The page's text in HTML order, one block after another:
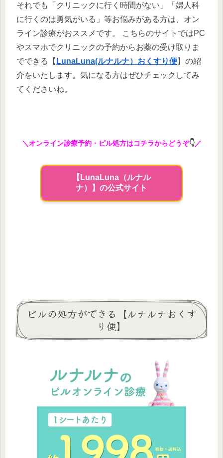
それでも「クリニックに行く時間がない」「婦人科
に行くのは勇気がいる」等お悩みがある方は、オン
ライン診療がおススメです。 こちらのサイトではPC
やスマホでクリニックの予約からお薬の受け取りま
でできる【 LunaLuna(ルナルナ）おくすり便】の紹
介をいたします。気になる方はぜひチェックしてみ
てくださいね。
＼オンライン診療予約・ピル処方はコチラからどうぞ👇／
【LunaLuna（ルナル
ナ）】の公式サイト
ピルの処方ができる【ルナルナおくす
り便】